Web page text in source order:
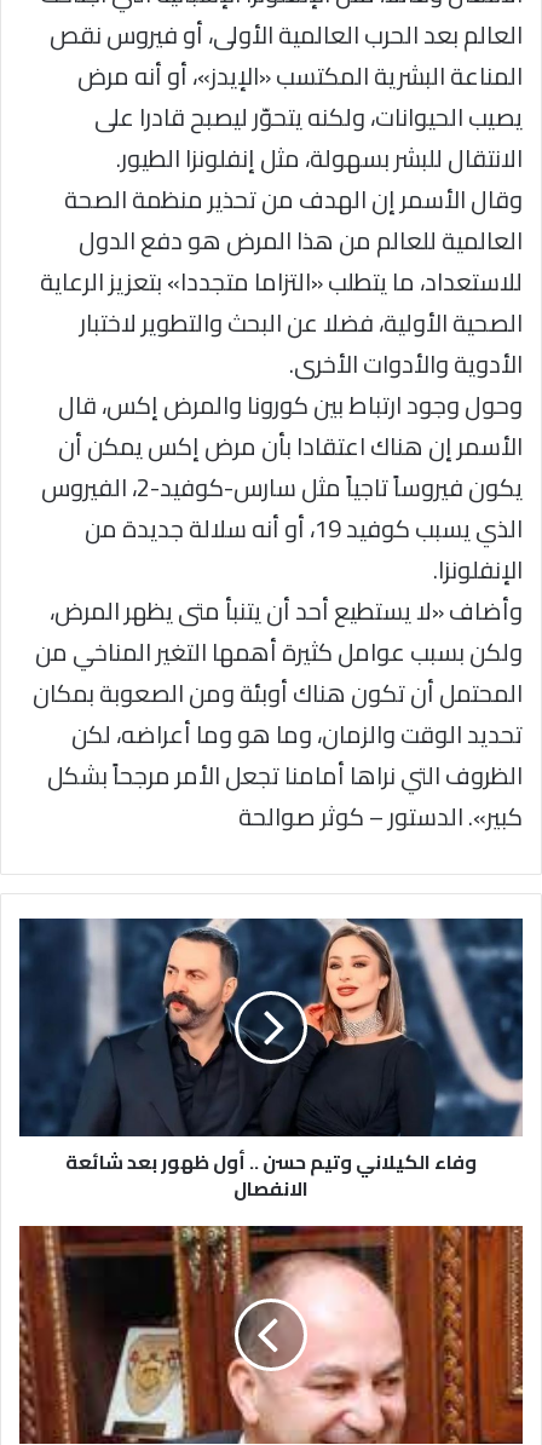
العالم بعد الحرب العالمية الأولى، أو فيروس نقص
المناعة البشرية المكتسب «الإيدز»، أو أنه مرض
يصيب الحيوانات، ولكنه يتحوّر ليصبح قادرا على
الانتقال للبشر بسهولة، مثل إنفلونزا الطيور.
وقال الأسمر إن الهدف من تحذير منظمة الصحة
العالمية للعالم من هذا المرض هو دفع الدول
للاستعداد، ما يتطلب «التزاما متجددا» بتعزيز الرعاية
الصحية الأولية، فضلا عن البحث والتطوير لاختبار
الأدوية والأدوات الأخرى.
وحول وجود ارتباط بين كورونا والمرض إكس، قال
الأسمر إن هناك اعتقادا بأن مرض إكس يمكن أن
يكون فيروساً تاجياً مثل سارس-كوفيد-2، الفيروس
الذي يسبب كوفيد 19، أو أنه سلالة جديدة من
الإنفلونزا.
وأضاف «لا يستطيع أحد أن يتنبأ متى يظهر المرض،
ولكن بسبب عوامل كثيرة أهمها التغير المناخي من
المحتمل أن تكون هناك أوبئة ومن الصعوبة بمكان
تحديد الوقت والزمان، وما هو وما أعراضه، لكن
الظروف التي نراها أمامنا تجعل الأمر مرجحاً بشكل
كبير». الدستور – كوثر صوالحة
الكيلاني
وتيم
حسن
..
ظهور
بعد
شائعة
الانفصالوفاء الكيلاني وتيم حسن .. أول ظهور بعد شائعة
الانفصال
لقد
حرقت
البُنّ
يا
وزير
الزراعة